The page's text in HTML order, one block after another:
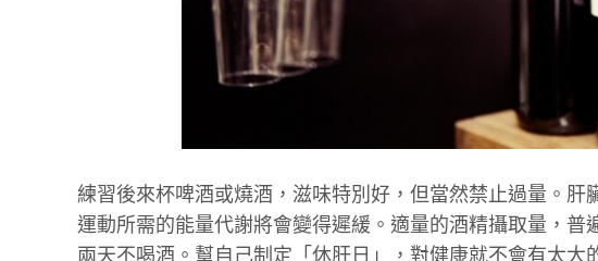
練習後來杯啤酒或燒酒，滋味特別好，但當然禁止過量。
運動所需的能量代謝將會變得遲緩。適量的酒精攝取量，
兩天不喝酒。幫自己制定「休肝日」，對健康就不會有太大